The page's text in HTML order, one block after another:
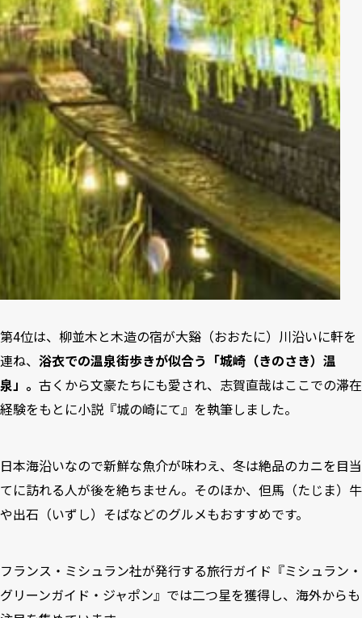
第4位は、柳並木と木造の宿が大谿（おおたに）川沿いに軒を
連ね、 浴衣での温泉街歩きが似合う「城崎（きのさき）温
泉」。 古くから文豪たちにも愛され、志賀直哉はここでの滞在
経験をもとに小説『城の崎にて』を執筆しました。
日本海沿いなので新鮮な魚介が味わえ、冬は絶品のカニを目当
てに訪れる人が後を絶ちません。そのほか、但馬（たじま）牛
や出石（いずし）そばなどのグルメもおすすめです。
フランス・ミシュラン社が発行する旅行ガイド『ミシュラン・
グリーンガイド・ジャポン』では二つ星を獲得し、海外からも